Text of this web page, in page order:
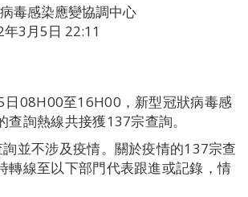
毒感染應變協調中心
年3月5日 22:11
08H00至16H00，新型冠狀病毒感
查詢熱線共接獲137宗查詢。
並不涉及疫情。關於疫情的137宗查
轉線至以下部門代表跟進或記錄，情